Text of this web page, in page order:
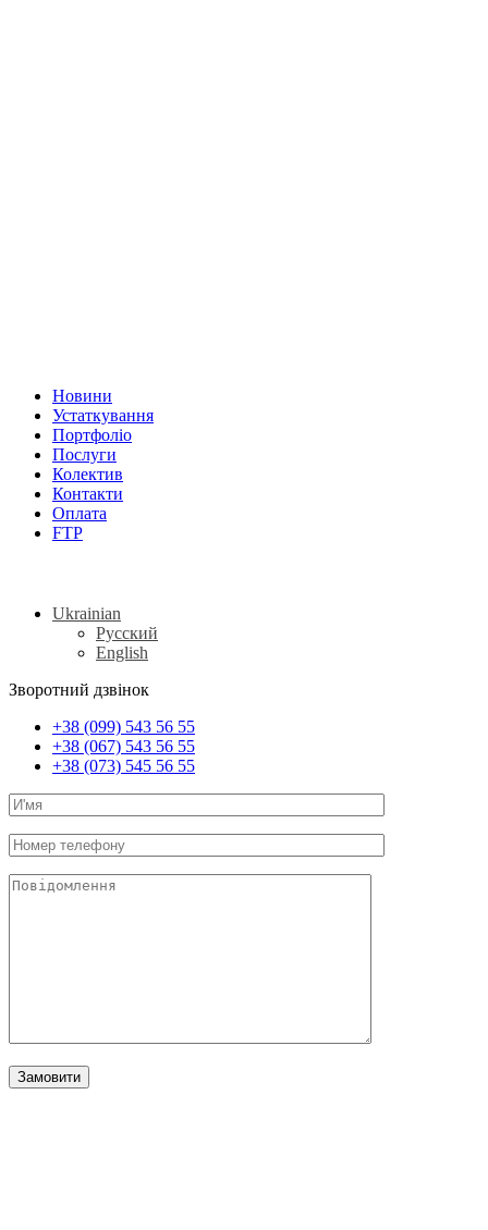
Новини
Устаткування
Портфоліо
Послуги
Колектив
Контакти
Оплата
FTP
Ukrainian
Русский
English
Зворотний дзвінок
+38 (099) 543 56 55
+38 (067) 543 56 55
+38 (073) 545 56 55